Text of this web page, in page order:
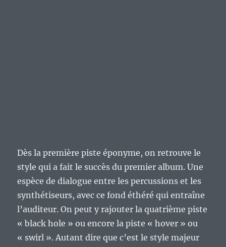
Dès la première piste éponyme, on retrouve le
style qui a fait le succès du premier album. Une
espèce de dialogue entre les percussions et les
synthétiseurs, avec ce fond éthéré qui entraîne
l’auditeur. On peut y rajouter la quatrième piste
« black hole » ou encore la piste « hover » ou
« swirl ». Autant dire que c’est le style majeur